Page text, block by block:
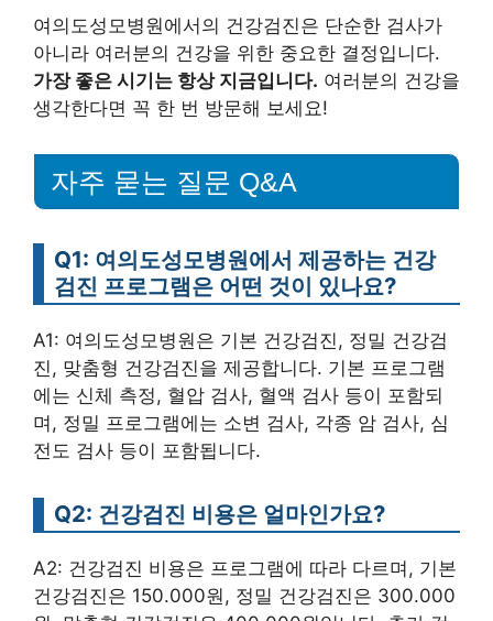
여의도성모병원에서의 건강검진은 단순한 검사가
아니라 여러분의 건강을 위한 중요한 결정입니다.
가장 좋은 시기는 항상 지금입니다. 여러분의 건강을
생각한다면 꼭 한 번 방문해 보세요!
자주 묻는 질문 Q&A
Q1: 여의도성모병원에서 제공하는 건강
검진 프로그램은 어떤 것이 있나요?
A1: 여의도성모병원은 기본 건강검진, 정밀 건강검
진, 맞춤형 건강검진을 제공합니다. 기본 프로그램
에는 신체 측정, 혈압 검사, 혈액 검사 등이 포함되
며, 정밀 프로그램에는 소변 검사, 각종 암 검사, 심
전도 검사 등이 포함됩니다.
Q2: 건강검진 비용은 얼마인가요?
A2: 건강검진 비용은 프로그램에 따라 다르며, 기본
건강검진은 150.000원, 정밀 건강검진은 300.000